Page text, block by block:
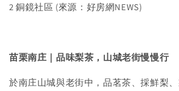
2 銅鏡社區 (來源：好房網NEWS)
苗栗南庄 ｜品味梨茶，山城老街慢慢行
於南庄山城與老街中，品茗茶、採鮮梨